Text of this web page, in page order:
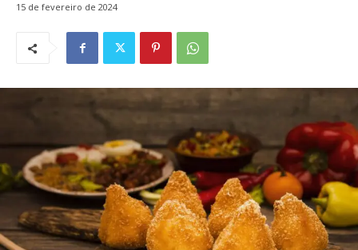
15 de fevereiro de 2024